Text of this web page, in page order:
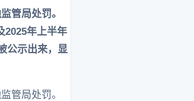
管局处罚。
2025年上半年
公示出来，显
管局处罚。